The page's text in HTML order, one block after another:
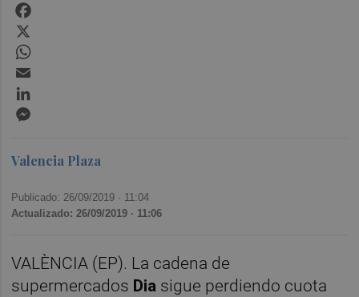
Valencia Plaza
Publicado: 26/09/2019 · 11:04
Actualizado: 26/09/2019 · 11:06
VALÈNCIA (EP). La cadena de
supermercados Dia sigue perdiendo cuota